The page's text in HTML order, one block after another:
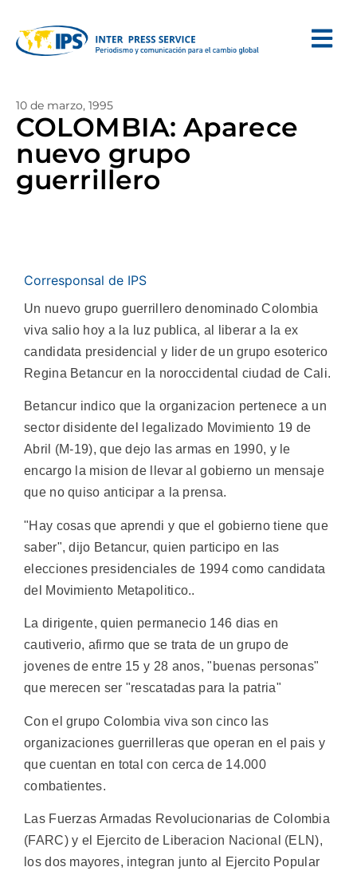
10 de marzo, 1995
COLOMBIA: Aparece
nuevo grupo
guerrillero
Corresponsal de IPS
Un nuevo grupo guerrillero denominado Colombia
viva salio hoy a la luz publica, al liberar a la ex
candidata presidencial y lider de un grupo esoterico
Regina Betancur en la noroccidental ciudad de Cali.
Betancur indico que la organizacion pertenece a un
sector disidente del legalizado Movimiento 19 de
Abril (M-19), que dejo las armas en 1990, y le
encargo la mision de llevar al gobierno un mensaje
que no quiso anticipar a la prensa.
"Hay cosas que aprendi y que el gobierno tiene que
saber", dijo Betancur, quien participo en las
elecciones presidenciales de 1994 como candidata
del Movimiento Metapolitico..
La dirigente, quien permanecio 146 dias en
cautiverio, afirmo que se trata de un grupo de
jovenes de entre 15 y 28 anos, "buenas personas"
que merecen ser "rescatadas para la patria"
Con el grupo Colombia viva son cinco las
organizaciones guerrilleras que operan en el pais y
que cuentan en total con cerca de 14.000
combatientes.
Las Fuerzas Armadas Revolucionarias de Colombia
(FARC) y el Ejercito de Liberacion Nacional (ELN),
los dos mayores, integran junto al Ejercito Popular